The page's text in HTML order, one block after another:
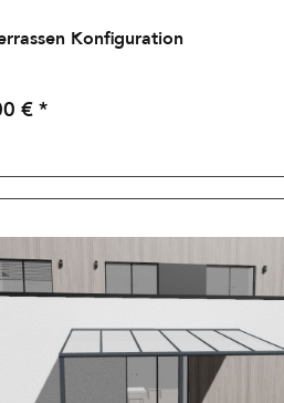
Konfiguration
€ *